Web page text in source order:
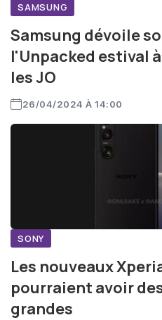
SAMSUNG
Samsung dévoile
l'Unpacked estival
les JO
26/04/2024 À 14:00
SONY
Les nouveaux
pourraient avoir
grandes